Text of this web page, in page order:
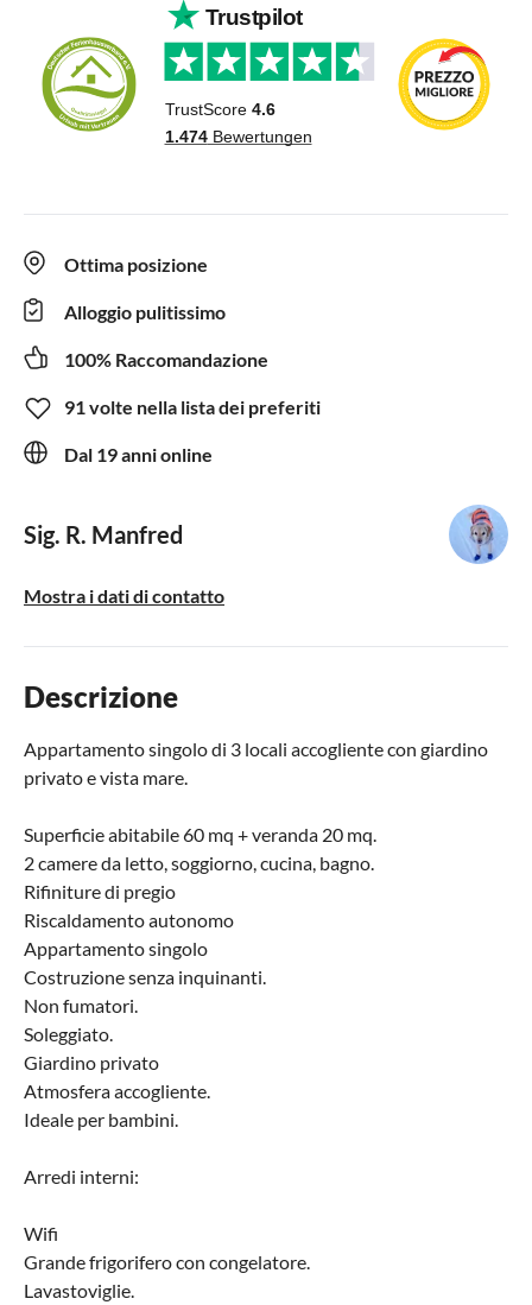
Ottima posizione
Alloggio pulitissimo
100% Raccomandazione
91 volte nella lista dei preferiti
Dal 19 anni online
Sig. R. Manfred
Mostra i dati di contatto
Descrizione
Appartamento singolo di 3 locali accogliente con giardino
privato e vista mare.
Superficie abitabile 60 mq + veranda 20 mq.
2 camere da letto, soggiorno, cucina, bagno.
Rifiniture di pregio
Riscaldamento autonomo
Appartamento singolo
Costruzione senza inquinanti.
Non fumatori.
Soleggiato.
Giardino privato
Atmosfera accogliente.
Ideale per bambini.
Arredi interni:
Wifi
Grande frigorifero con congelatore.
Lavastoviglie.